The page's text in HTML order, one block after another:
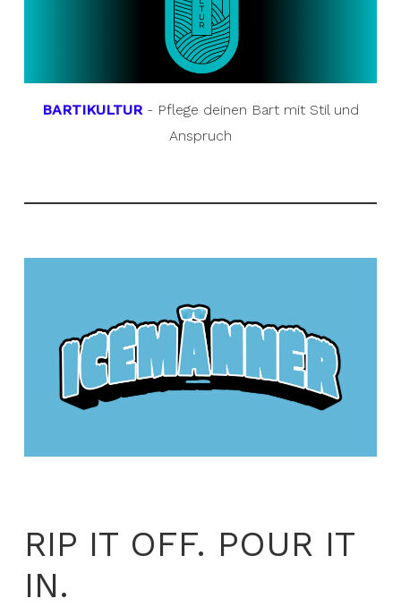
BARTIKULTUR- Pflege deinen Bart mit Stil und
Anspruch
RIP IT OFF. POUR IT
IN.